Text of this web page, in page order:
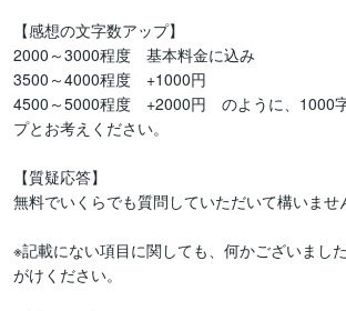
【感想の文字数アップ】
2000～3000程度　基本料金に込み
3500～4000程度　+1000円
4500～5000程度　+2000円　のように、1000
プとお考えください。
【質疑応答】
無料でいくらでも質問していただいて構いませ
※記載にない項目に関しても、何かございまし
がけください。